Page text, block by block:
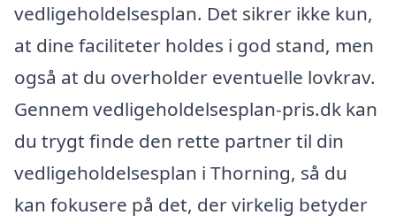
vedligeholdelsesplan. Det sikrer ikke kun,
at dine faciliteter holdes i god stand, men
også at du overholder eventuelle lovkrav.
Gennem vedligeholdelsesplan-pris.dk kan
du trygt finde den rette partner til din
vedligeholdelsesplan i Thorning, så du
kan fokusere på det, der virkelig betyder